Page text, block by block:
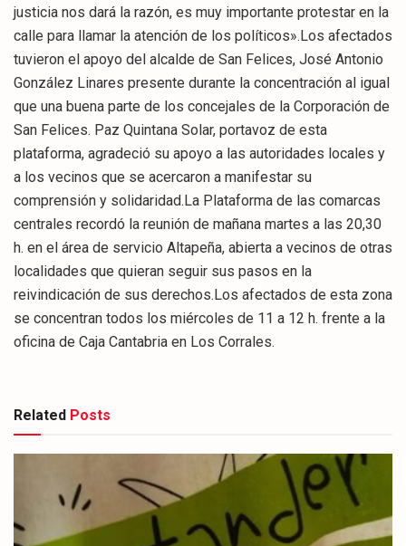
justicia nos dará la razón, es muy importante protestar en la
calle para llamar la atención de los políticos».Los afectados
tuvieron el apoyo del alcalde de San Felices, José Antonio
González Linares presente durante la concentración al igual
que una buena parte de los concejales de la Corporación de
San Felices. Paz Quintana Solar, portavoz de esta
plataforma, agradeció su apoyo a las autoridades locales y
a los vecinos que se acercaron a manifestar su
comprensión y solidaridad.La Plataforma de las comarcas
centrales recordó la reunión de mañana martes a las 20,30
h. en el área de servicio Altapeña, abierta a vecinos de otras
localidades que quieran seguir sus pasos en la
reivindicación de sus derechos.Los afectados de esta zona
se concentran todos los miércoles de 11 a 12 h. frente a la
oficina de Caja Cantabria en Los Corrales.
Related Posts